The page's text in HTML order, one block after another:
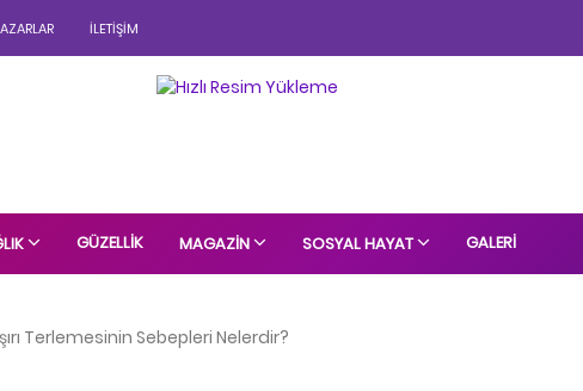
İLETIŞIM
GÜZELLIK MAGAZIN SOSYAL HAYAT GALERI
Terlemesinin Sebepleri Nelerdir?